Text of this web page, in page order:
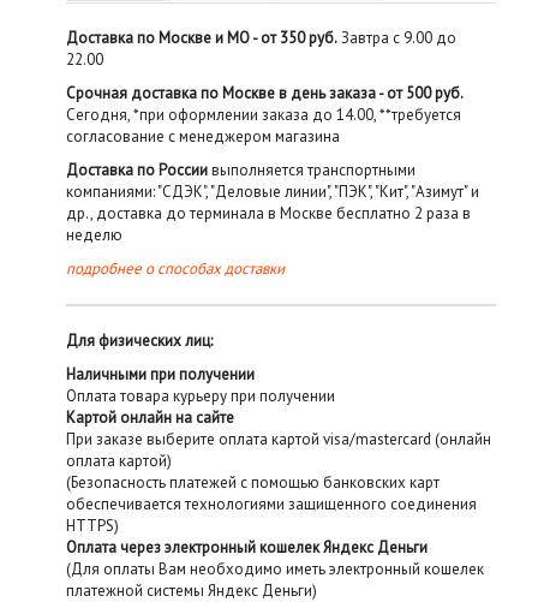
Доставка по Москве и МО - от 350 руб.Завтра с 9.00 до
22.00
Срочная доставка по Москве в день заказа - от 500 руб.
Сегодня, *при оформлении заказа до 14.00, **требуется
согласование с менеджером магазина
Доставка по Россиивыполняется транспортными
компаниями: "СДЭК", "Деловые линии", "ПЭК", "Кит", "Азимут" и
др., доставка до терминала в Москве бесплатно 2 раза в
неделю
подробнее о способах доставки
Для физических лиц:
Наличными при получении
Оплата товара курьеру при получении
Картой онлайн на сайте
При заказе выберите оплата картой visa/mastercard (онлайн
оплата картой)
(Безопасность платежей с помощью банковских карт
обеспечивается технологиями защищенного соединения
HTTPS)
Оплата через электронный кошелек Яндекс Деньги
(Для оплаты Вам необходимо иметь электронный кошелек
платежной системы Яндекс Деньги)